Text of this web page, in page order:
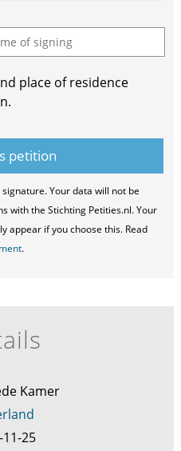
place of residence
Your data will not be
with the Stichting Petities.nl. Your
appear if you choose this. Read
.
Kamer
25